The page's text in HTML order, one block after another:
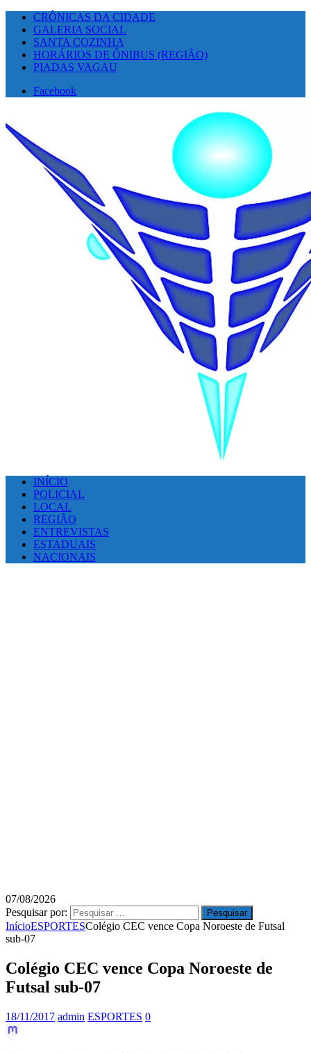
CRÔNICAS DA CIDADE
GALERIA SOCIAL
SANTA COZINHA
HORÁRIOS DE ÔNIBUS (REGIÃO)
PIADAS VAGAU
Facebook
INÍCIO
POLICIAL
LOCAL
REGIÃO
ENTREVISTAS
ESTADUAIS
NACIONAIS
07/08/2026
Pesquisar por:
InícioESPORTESColégio CEC vence Copa Noroeste de Futsal
sub-07
Colégio CEC vence Copa Noroeste de
Futsal sub-07
18/11/2017 admin ESPORTES 0